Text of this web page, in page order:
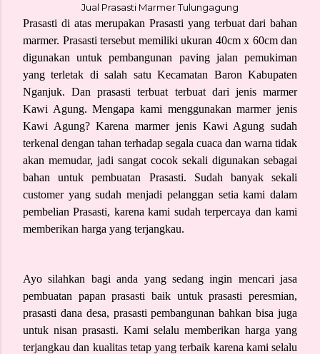
Jual Prasasti Marmer Tulungagung
Prasasti di atas merupakan Prasasti yang terbuat dari bahan
marmer. Prasasti tersebut memiliki ukuran 40cm x 60cm dan
digunakan untuk pembangunan paving jalan pemukiman
yang terletak di salah satu Kecamatan Baron Kabupaten
Nganjuk. Dan prasasti terbuat terbuat dari jenis marmer
Kawi Agung. Mengapa kami menggunakan marmer jenis
Kawi Agung? Karena marmer jenis Kawi Agung sudah
terkenal dengan tahan terhadap segala cuaca dan warna tidak
akan memudar, jadi sangat cocok sekali digunakan sebagai
bahan untuk pembuatan Prasasti. Sudah banyak sekali
customer yang sudah menjadi pelanggan setia kami dalam
pembelian Prasasti, karena kami sudah terpercaya dan kami
memberikan harga yang terjangkau.
Ayo silahkan bagi anda yang sedang ingin mencari jasa
pembuatan papan prasasti baik untuk prasasti peresmian,
prasasti dana desa, prasasti pembangunan bahkan bisa juga
untuk nisan prasasti. Kami selalu memberikan harga yang
terjangkau dan kualitas tetap yang terbaik karena kami selalu